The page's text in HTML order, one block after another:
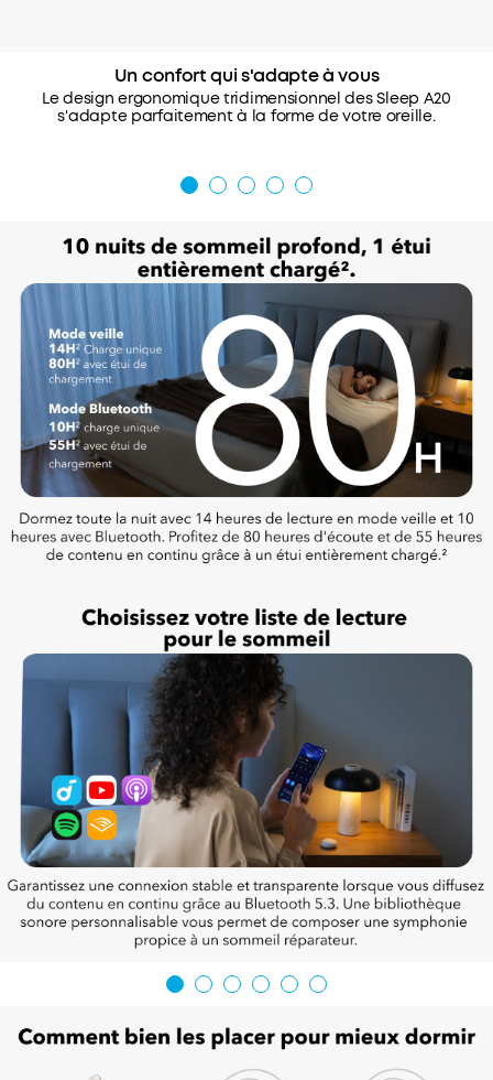
Un confort qui s'adapte à vous
Le design ergonomique tridimensionnel des Sleep A20
s'adapte parfaitement à la forme de votre oreille.